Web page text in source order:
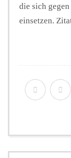
die sich gegen
einsetzen.